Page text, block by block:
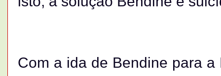
Com a ida de Bendine para